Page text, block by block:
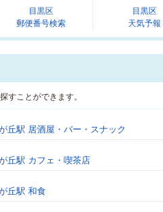
目黒区
郵便番号検索
目黒区
天気予報
すことができます。
丘駅 居酒屋・バー・スナック
丘駅 カフェ・喫茶店
丘駅 和食